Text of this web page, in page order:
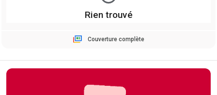
Couverture complète